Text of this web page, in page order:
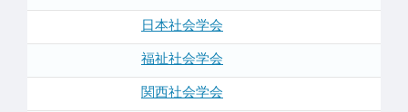
日本社会学会
福祉社会学会
関西社会学会